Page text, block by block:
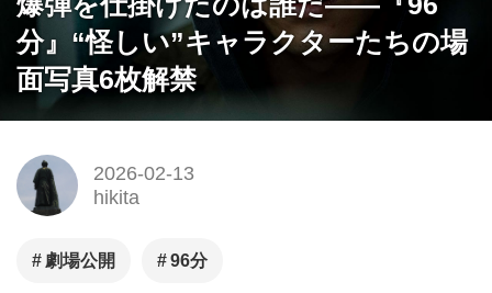
分』“怪しい”キャラクターたちの場
面写真6枚解禁
2026-02-13
hikita
劇場公開 96分